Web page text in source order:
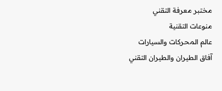
مختبر معرفة التقني
منوعات التقنية
عالم المحركات والسيارات
آفاق الطيران والطيران التقني